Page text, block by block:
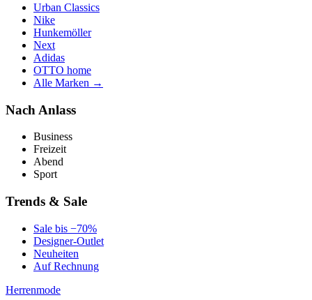
Urban Classics
Nike
Hunkemöller
Next
Adidas
OTTO home
Alle Marken →
Nach Anlass
Business
Freizeit
Abend
Sport
Trends & Sale
Sale bis −70%
Designer-Outlet
Neuheiten
Auf Rechnung
Herrenmode